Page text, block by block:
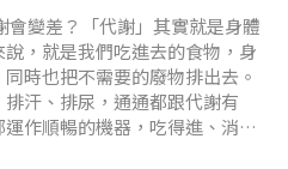
變差？「代謝」其實就是身體
，就是我們吃進去的食物，身
時也把不需要的廢物排出去。
汗、排尿，通通都跟代謝有
作順暢的機器，吃得進、消化